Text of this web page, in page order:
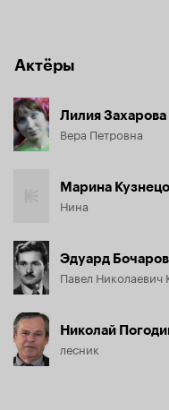
Актёры
Лилия Захарова
Вера Петровна
Марина
Нина
Эдуард Бочаров
Павел Николаевич
Николай
лесник